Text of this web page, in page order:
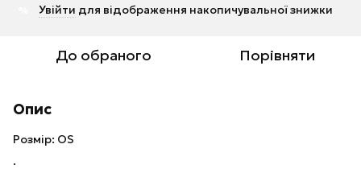
Увійти для відображення накопичувальної знижки
До обраного Порівняти
Опис
Розмір: OS
.